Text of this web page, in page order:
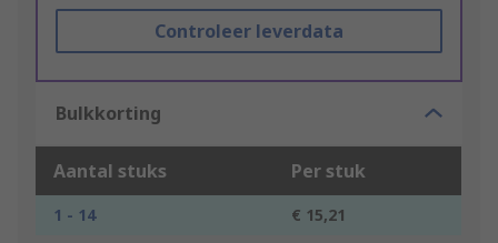
Controleer leverdata
Bulkkorting
Aantal stuks Per stuk
1 - 14
€ 15,21